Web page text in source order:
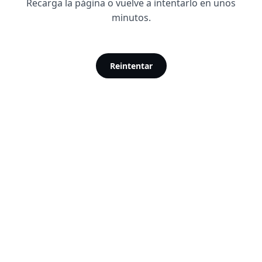
Recarga la página o vuelve a intentarlo en unos
minutos.
Reintentar